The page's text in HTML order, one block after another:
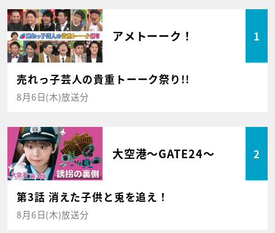
アメトーーク！ 1
売れっ子芸人の貴重トーーク祭り!!
8月6日(木)放送分
大空港～GATE24～ 2
第3話 消えた子供と兎を追え！
8月6日(木)放送分